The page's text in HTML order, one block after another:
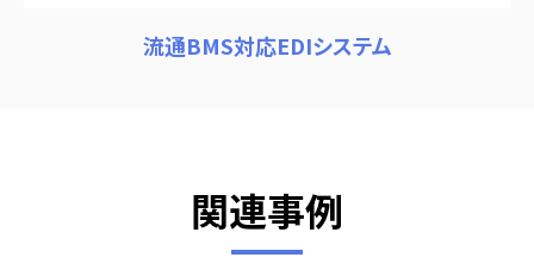
流通BMS対応EDIシステム
関連事例